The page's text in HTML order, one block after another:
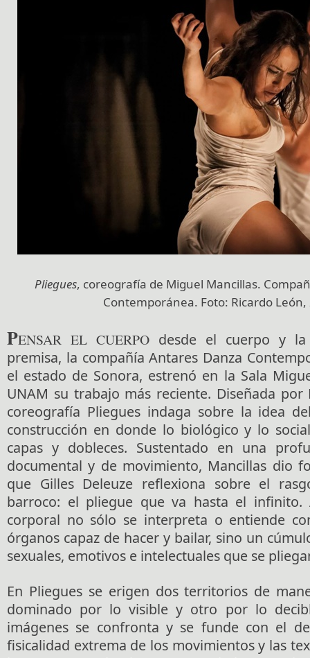
Pliegues, coreografía de Miguel Mancillas.
Contemporánea. Foto: Ricardo León,
PENSAR EL CUERPO desde el cuerpo y
premisa, la compañía Antares Danza
el estado de Sonora, estrenó en la Sala
UNAM su trabajo más reciente. Diseñada por
coreografía Pliegues indaga sobre la idea
construcción en donde lo biológico y lo
capas y dobleces. Sustentado en una
documental y de movimiento, Mancillas dio
que Gilles Deleuze reflexiona sobre el
barroco: el pliegue que va hasta el infinito.
corporal no sólo se interpreta o entiende
órganos capaz de hacer y bailar, sino un
sexuales, emotivos e intelectuales que se
En Pliegues se erigen dos territorios de
dominado por lo visible y otro por lo
imágenes se confronta y se funde con el
fisicalidad extrema de los movimientos y las